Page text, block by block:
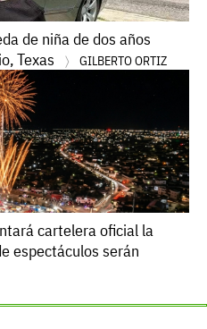
de niña de dos años
Texas
GILBERTO ORTIZ
cartelera oficial la
espectáculos serán